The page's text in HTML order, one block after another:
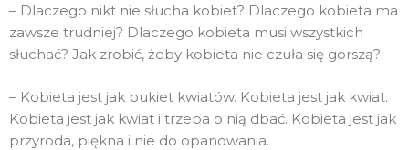
– Dlaczego nikt nie słucha kobiet? Dlaczego kobieta ma
zawsze trudniej? Dlaczego kobieta musi wszystkich
słuchać? Jak zrobić, żeby kobieta nie czuła się gorszą?
– Kobieta jest jak bukiet kwiatów. Kobieta jest jak kwiat.
Kobieta jest jak kwiat i trzeba o nią dbać. Kobieta jest jak
przyroda, piękna i nie do opanowania.